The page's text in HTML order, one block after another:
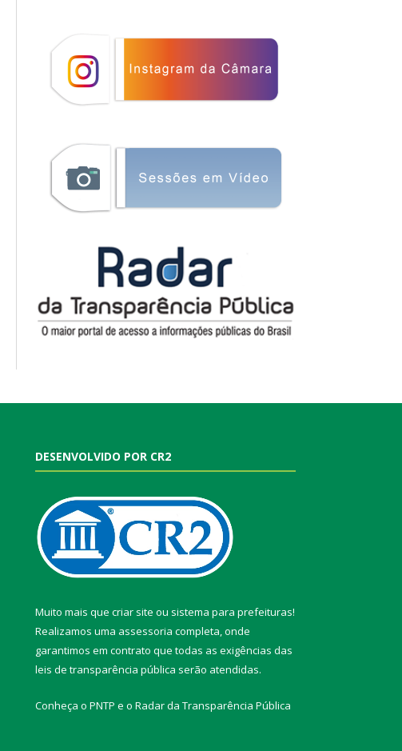
DESENVOLVIDO POR CR2
Muito mais que criar site ou sistema para prefeituras!
Realizamos uma assessoria completa, onde
garantimos em contrato que todas as exigências das
leis de transparência pública serão atendidas.
Conheça o PNTP e o Radar da Transparência Pública